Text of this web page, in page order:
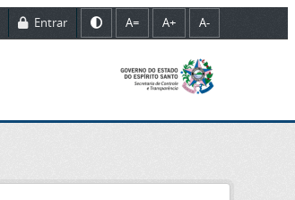
Entrar A= A+ A-